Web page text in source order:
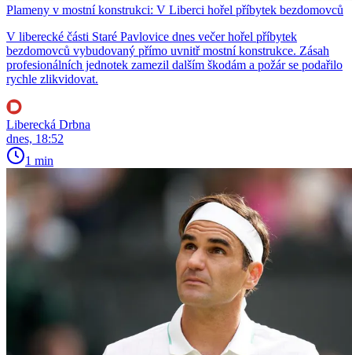
Plameny v mostní konstrukci: V Liberci hořel příbytek bezdomovců
V liberecké části Staré Pavlovice dnes večer hořel příbytek
bezdomovců vybudovaný přímo uvnitř mostní konstrukce. Zásah
profesionálních jednotek zamezil dalším škodám a požár se podařilo
rychle zlikvidovat.
Liberecká Drbna
dnes, 18:52
1 min